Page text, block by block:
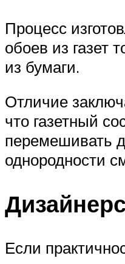
Процесс
обоев из газет
из бумаги.
Отличие
что газетный
перемешивать
однородности
Если